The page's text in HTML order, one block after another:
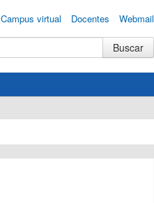
Campus virtual Docentes Webmail